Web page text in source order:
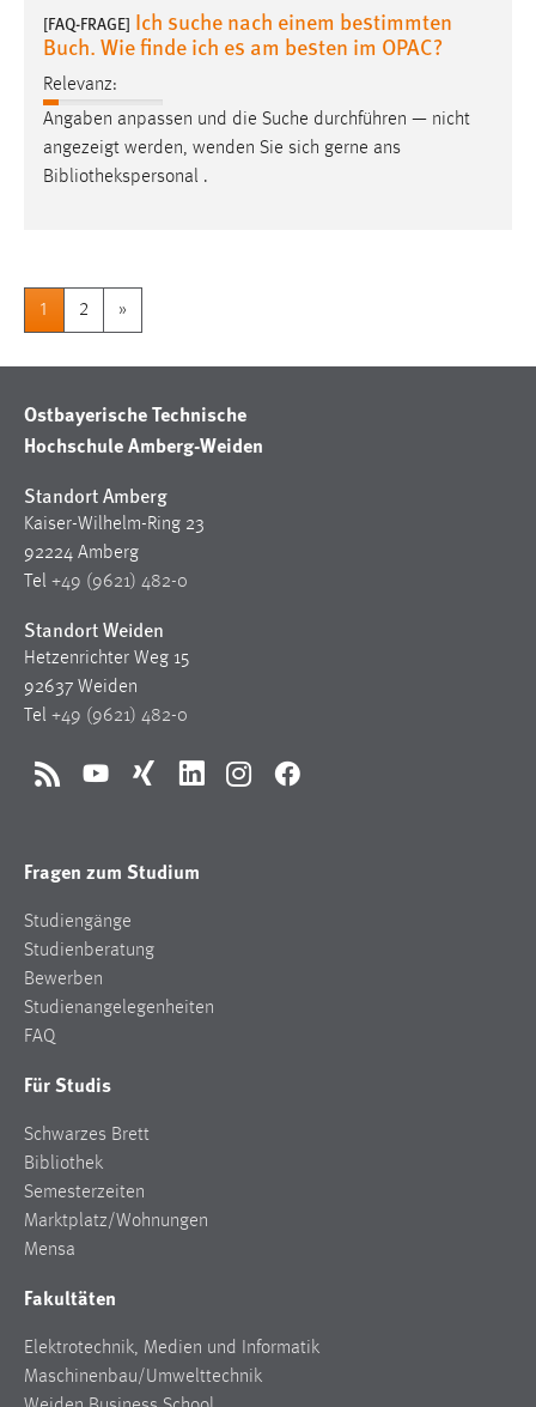
[FAQ-FRAGE] Ich suche nach einem bestimmten
Buch. Wie finde ich es am besten im OPAC?
Relevanz:
Angaben anpassen und die Suche durchführen — nicht
angezeigt werden, wenden Sie sich gerne ans
Bibliothekspersonal .
1 2 »
Ostbayerische Technische
Hochschule Amberg-Weiden
Standort Amberg
Kaiser-Wilhelm-Ring 23
92224 Amberg
Tel +49 (9621) 482-0
Standort Weiden
Hetzenrichter Weg 15
92637 Weiden
Tel +49 (9621) 482-0
RSS YouTubeXing LinkedInInstagramFacebook
Fragen zum Studium
Studiengänge
Studienberatung
Bewerben
Studienangelegenheiten
FAQ
Für Studis
Schwarzes Brett
Bibliothek
Semesterzeiten
Marktplatz/Wohnungen
Mensa
Fakultäten
Elektrotechnik, Medien und Informatik
Maschinenbau/Umwelttechnik